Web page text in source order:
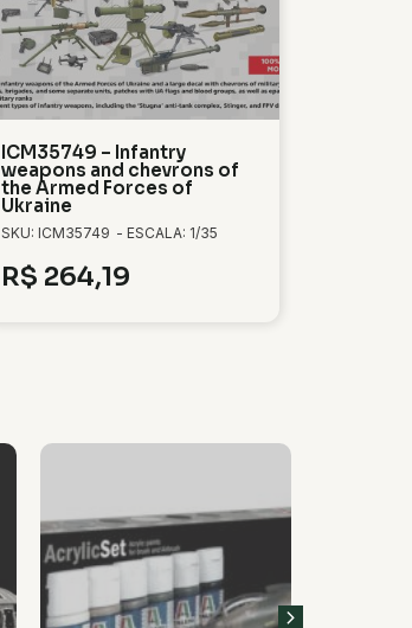
ICM35749 – Infantry
weapons and chevrons of
the Armed Forces of
Ukraine
SKU: ICM35749 - ESCALA: 1/35
R$ 264,19